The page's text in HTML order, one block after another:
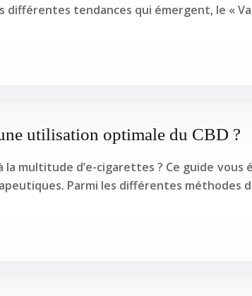
différentes tendances qui émergent, le «
utilisation optimale du CBD ?
la multitude d’e-cigarettes ? Ce guide
Parmi les différentes méthodes